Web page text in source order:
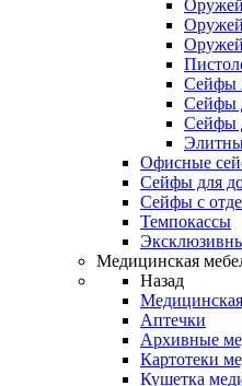
Сейфы
Сейфы
Сейфы
Офисные
Сейфы для
Сейфы с
Темпокассы
Медицинская
Назад
Аптечки
Архивные
Картотеки
Кушетка